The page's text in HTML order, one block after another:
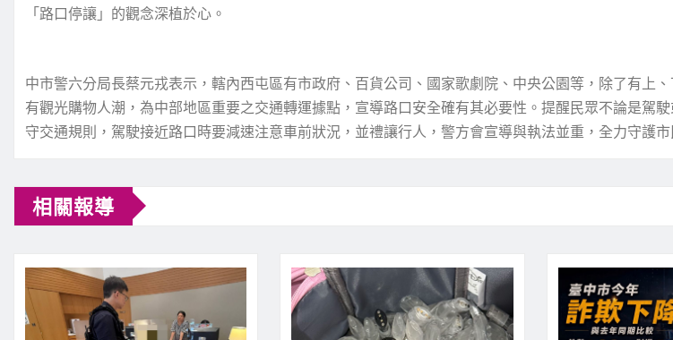
「路口停讓」的觀念深植於心。
中市警六分局長蔡元戎表示，轄內西屯區有市政府、百貨公司、國家歌劇院、中央公園等，除了有上
有觀光購物人潮，為中部地區重要之交通轉運據點，宣導路口安全確有其必要性。提醒民眾不論是駕
守交通規則，駕駛接近路口時要減速注意車前狀況，並禮讓行人，警方會宣導與執法並重，全力守護市
相關報導